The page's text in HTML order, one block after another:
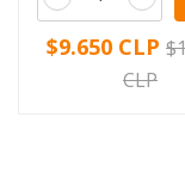
$9.650 CLP
CLP